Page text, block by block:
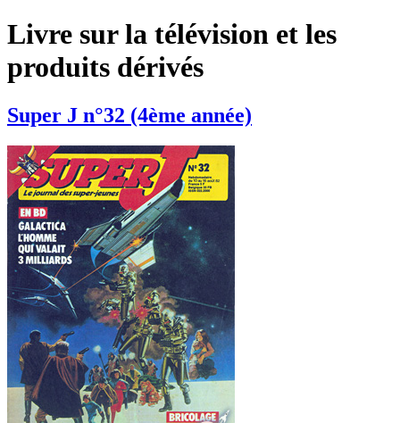
Livre sur la télévision et les
produits dérivés
Super J n°32 (4ème année)